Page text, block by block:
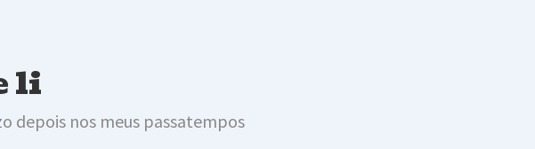
li
depois nos meus passatempos